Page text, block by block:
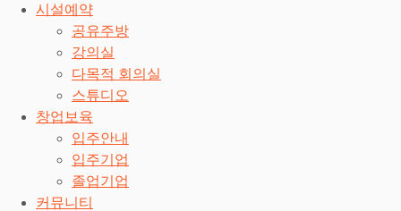
시설예약
공유주방
강의실
다목적 회의실
스튜디오
창업보육
입주안내
입주기업
졸업기업
커뮤니티